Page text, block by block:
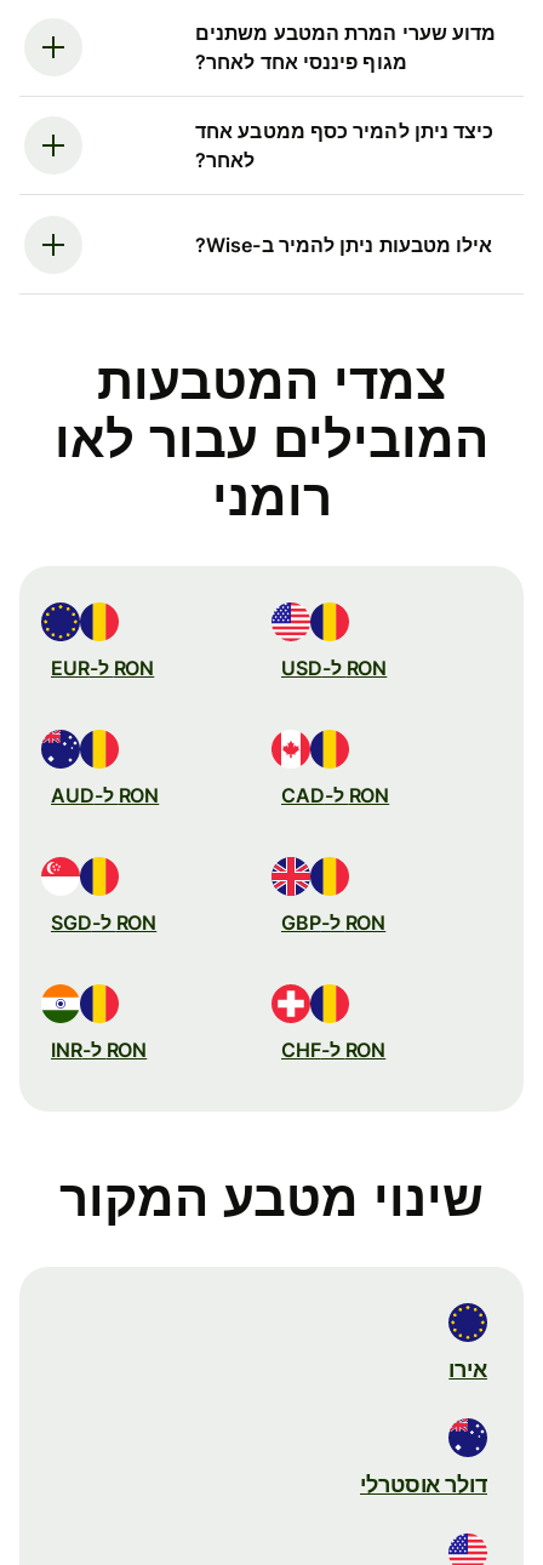
מדוע שערי המרת המטבע משתנים
מגוף פיננסי אחד לאחר?
כיצד ניתן להמיר כסף ממטבע אחד
לאחר?
אילו מטבעות ניתן להמיר ב-Wise?
צמדי המטבעות
המובילים עבור לאו
רומני
RON ל-USD RON ל-EUR
RON ל-CAD RON ל-AUD
RON ל-GBP RON ל-SGD
RON ל-CHF RON ל-INR
שינוי מטבע המקור
אירו
דולר אוסטרלי